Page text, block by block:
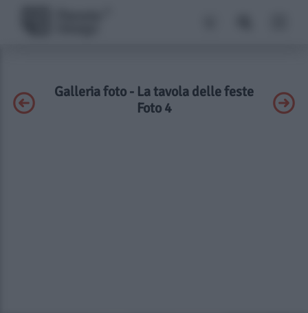
Galleria foto - La tavola delle feste
Foto 4